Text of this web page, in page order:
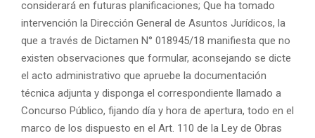
considerará en futuras planificaciones; Que ha tomado
intervención la Dirección General de Asuntos Jurídicos, la
que a través de Dictamen N° 018945/18 manifiesta que no
existen observaciones que formular, aconsejando se dicte
el acto administrativo que apruebe la documentación
técnica adjunta y disponga el correspondiente llamado a
Concurso Público, fijando día y hora de apertura, todo en el
marco de los dispuesto en el Art. 110 de la Ley de Obras